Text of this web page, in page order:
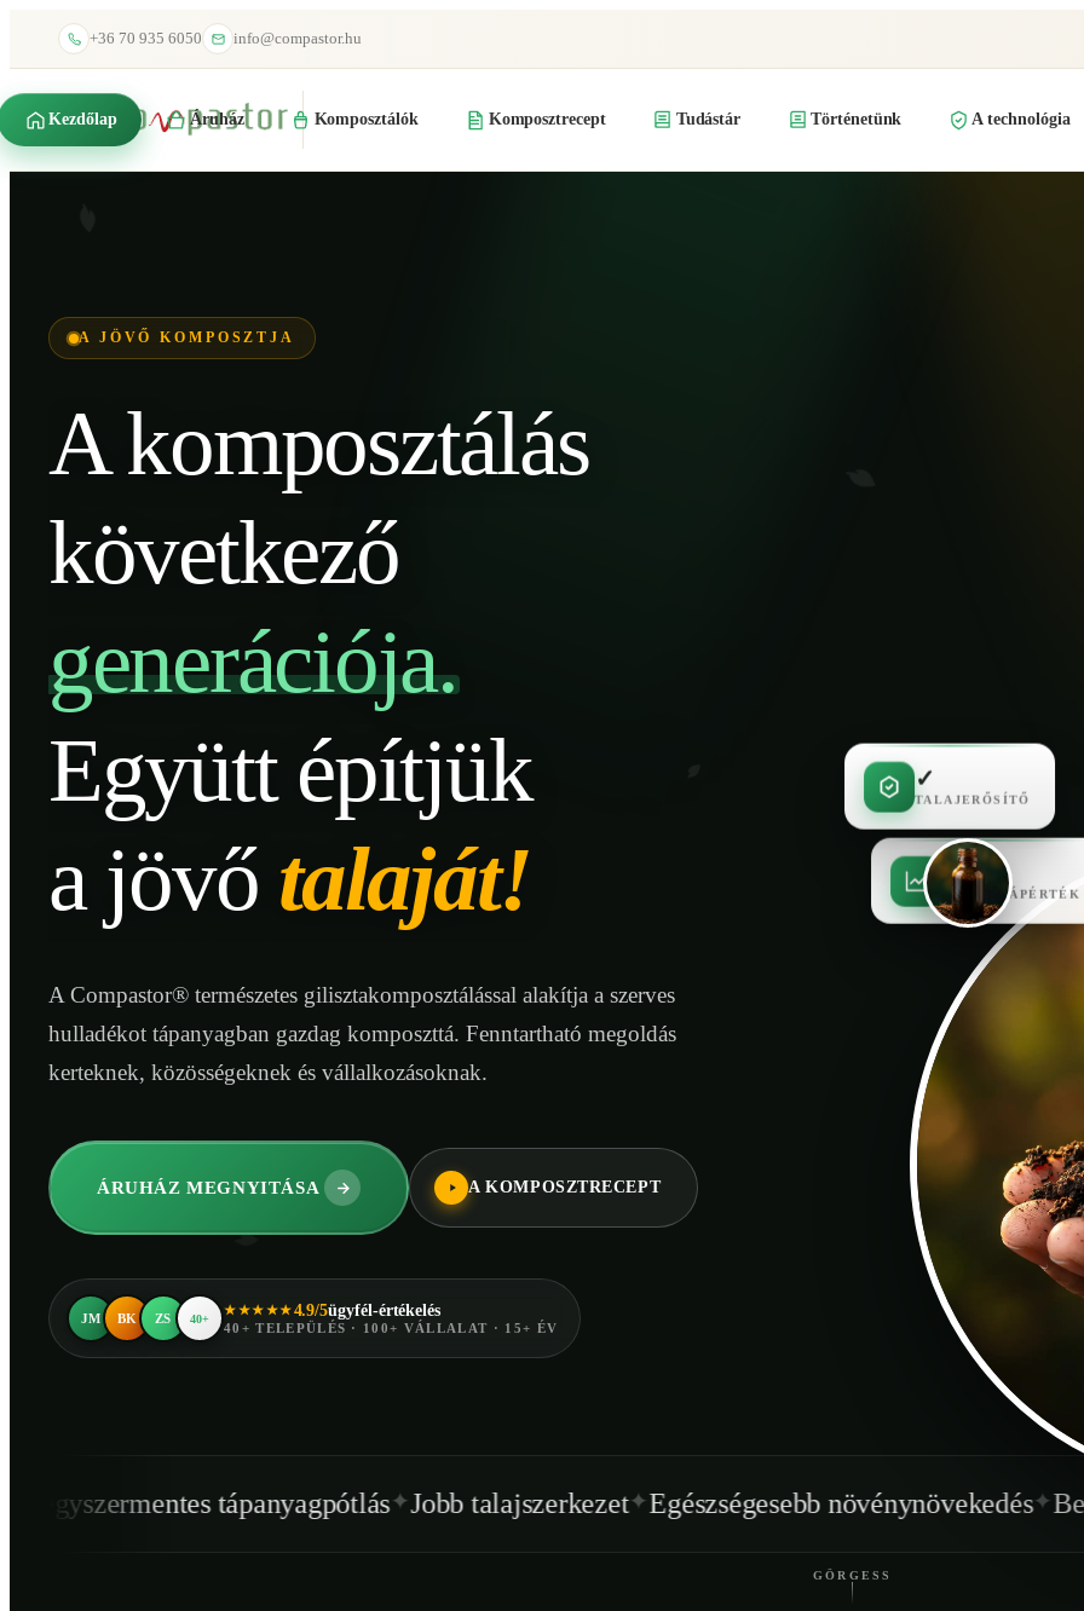
+36 70 935 6050 info@compastor.hu
Kezdőlap Áruház Komposztálók Komposztrecept Tudástár Történetünk A technológia
A JÖVŐ KOMPOSZTJA
A komposztálás
következő
generációja.
Együtt építjük
a jövő talaját!
A Compastor® természetes gilisztakomposztálással alakítja a szerves
hulladékot tápanyagban gazdag komposzttá. Fenntartható megoldás
kerteknek, közösségeknek és vállalkozásoknak.
ÁRUHÁZ MEGNYITÁSA A KOMPOSZTRECEPT
JM BK ZS 40+
★★★★★4.9/5ügyfél-értékelés
40+ TELEPÜLÉS · 100+ VÁLLALAT · 15+ ÉV
✓
MAGAS TÁPÉRTÉK
✓
TALAJERŐSÍTŐ
tápanyagpótlás✦Jobb talajszerkezet✦Egészségesebb növénynövekedés✦Beltéren is
GÖRGESS